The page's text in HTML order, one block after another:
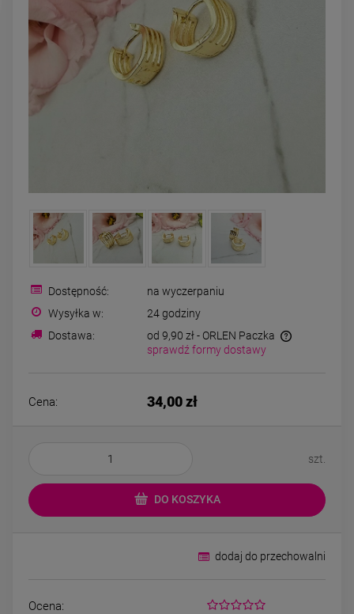
cyrkonie
69,00 zł
Bransoletka srebrna
Dostępność:
na wyczerpaniu
Wysyłka w:
24 godziny
Dostawa:
od 9,90 zł - ORLEN Paczka
sprawdź formy dostawy
Cena: 34,00 zł
szt.
DO KOSZYKA
dodaj do przechowalni
Ocena: